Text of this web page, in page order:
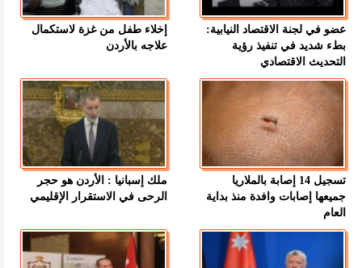
عضو في لجنة الاقتصاد النيابية:
بطء شديد في تنفيذ رؤية
التحديث الاقتصادي
إخلاء طفل من غزة لاستكمال
علاجه بالأردن
تسجيل 14 إصابة بالملاريا
جميعها إصابات وافدة منذ بداية
العام
ملك إسبانيا : الأردن هو حجر
الرحى في الاستقرار الإقليمي